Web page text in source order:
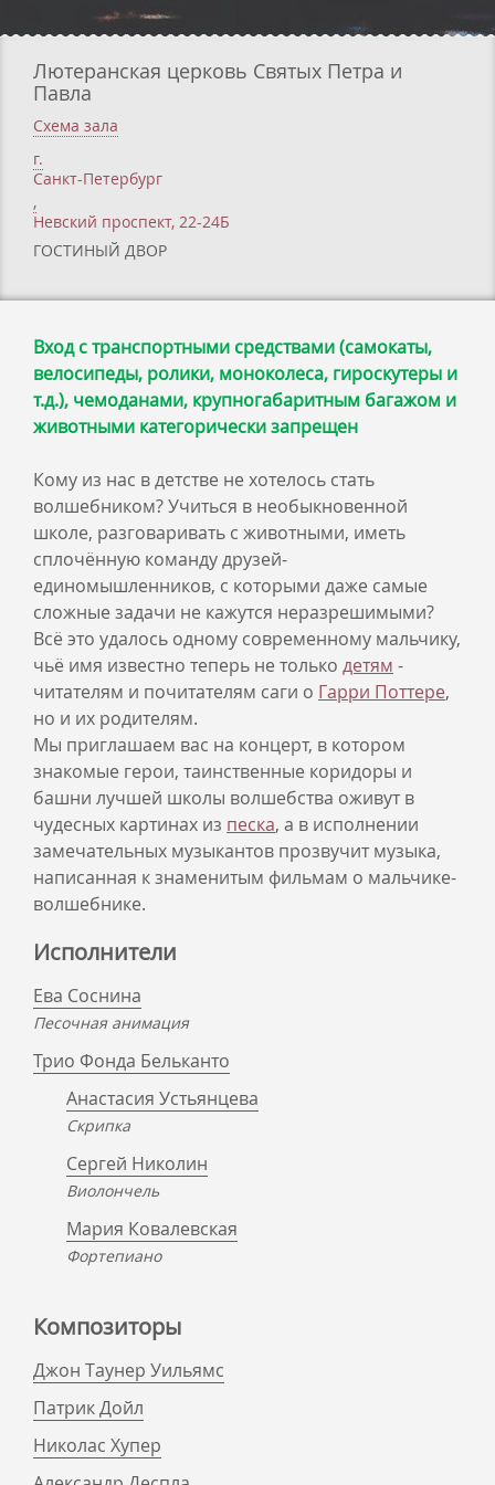
Лютеранская церковь Святых Петра и
Павла
Схема зала
г.
Санкт-Петербург
,
Невский проспект, 22-24Б
ГОСТИНЫЙ ДВОР
Вход с транспортными средствами (самокаты,
велосипеды, ролики, моноколеса, гироскутеры и
т.д.), чемоданами, крупногабаритным багажом и
животными категорически запрещен
Кому из нас в детстве не хотелось стать
волшебником? Учиться в необыкновенной
школе, разговаривать с животными, иметь
сплочённую команду друзей-
единомышленников, с которыми даже самые
сложные задачи не кажутся неразрешимыми?
Всё это удалось одному современному мальчику,
чьё имя известно теперь не только детям -
читателям и почитателям саги о Гарри Поттере,
но и их родителям.
Мы приглашаем вас на концерт, в котором
знакомые герои, таинственные коридоры и
башни лучшей школы волшебства оживут в
чудесных картинах из песка, а в исполнении
замечательных музыкантов прозвучит музыка,
написанная к знаменитым фильмам о мальчике-
волшебнике.
Исполнители
Ева Соснина
Песочная анимация
Трио Фонда Бельканто
Анастасия Устьянцева
Скрипка
Сергей Николин
Виолончель
Мария Ковалевская
Фортепиано
Композиторы
Джон Таунер Уильямс
Патрик Дойл
Николас Хупер